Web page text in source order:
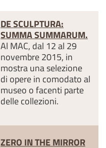
DE SCULPTURA:
SUMMA SUMMARUM.
Al MAC, dal 12 al 29
novembre 2015, in
mostra una selezione
di opere in comodato al
museo o facenti parte
delle collezioni.
ZERO IN THE MIRROR